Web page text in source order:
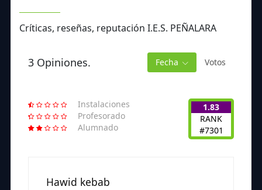
Críticas, reseñas, reputación I.E.S. PEÑALARA
3 Opiniones. Fecha Votos
Instalaciones
Profesorado
Alumnado
1.83
RANK
#7301
Hawid kebab